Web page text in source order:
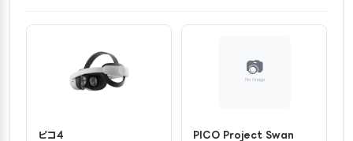
ピコ4 PICO Project Swan